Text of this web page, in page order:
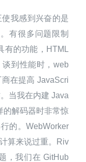
我感到兴奋的是
有很多问题限制
有的功能，HTML
到性能时，web
在提高 JavaScri
当我在内建 Java
的解码器时非常惊
的。WebWorker
算来说过重。Riv
，我们在 GitHub